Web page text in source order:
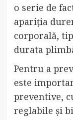
o serie de
apariția
corporală,
durata
Pentru a
este
preventive,
reglabile și